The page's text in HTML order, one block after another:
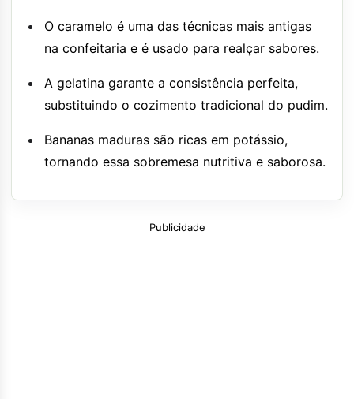
O caramelo é uma das técnicas mais antigas
na confeitaria e é usado para realçar sabores.
A gelatina garante a consistência perfeita,
substituindo o cozimento tradicional do pudim.
Bananas maduras são ricas em potássio,
tornando essa sobremesa nutritiva e saborosa.
Publicidade